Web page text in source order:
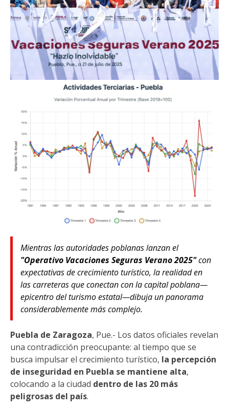
Mientras las autoridades poblanas lanzan el
"Operativo Vacaciones Seguras Verano 2025"con
expectativas de crecimiento turístico, la realidad en
las carreteras que conectan con la capital poblana—
epicentro del turismo estatal—dibuja un panorama
considerablemente más complejo.
Puebla de Zaragoza, Pue.- Los datos oficiales revelan
una contradicción preocupante: al tiempo que se
busca impulsar el crecimiento turístico, la percepción
de inseguridad en Puebla se mantiene alta,
colocando a la ciudad dentro de las 20 más
peligrosas del país.